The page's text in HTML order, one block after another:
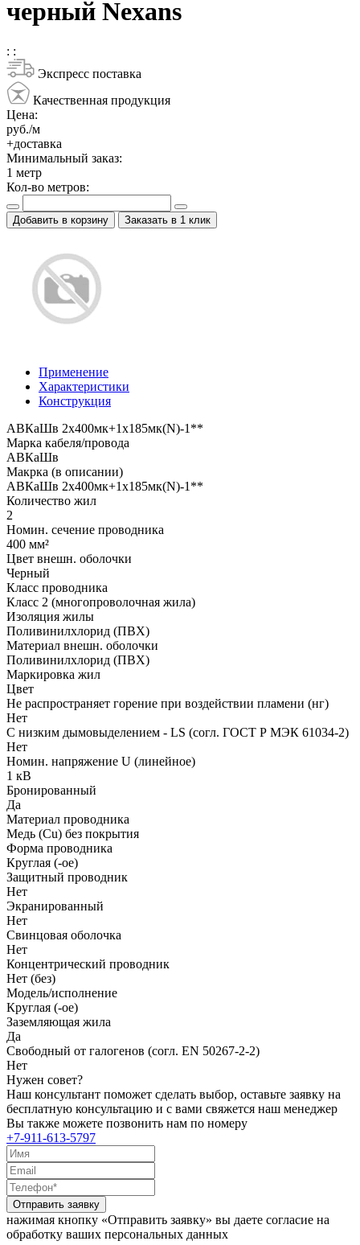
черный Nexans
: :
Экспресс поставка
Качественная продукция
Цена:
руб./м
+доставка
Минимальный заказ:
1 метр
Кол-во метров:
Добавить в корзину Заказать в 1 клик
Применение
Характеристики
Конструкция
АВКаШв 2x400мк+1x185мк(N)-1**
Марка кабеля/провода
АВКаШв
Макрка (в описании)
АВКаШв 2x400мк+1x185мк(N)-1**
Количество жил
2
Номин. сечение проводника
400 мм²
Цвет внешн. оболочки
Черный
Класс проводника
Класс 2 (многопроволочная жила)
Изоляция жилы
Поливинилхлорид (ПВХ)
Материал внешн. оболочки
Поливинилхлорид (ПВХ)
Маркировка жил
Цвет
Не распространяет горение при воздействии пламени (нг)
Нет
С низким дымовыделением - LS (согл. ГОСТ Р МЭК 61034-2)
Нет
Номин. напряжение U (линейное)
1 кВ
Бронированный
Да
Материал проводника
Медь (Cu) без покрытия
Форма проводника
Круглая (-ое)
Защитный проводник
Нет
Экранированный
Нет
Свинцовая оболочка
Нет
Концентрический проводник
Нет (без)
Модель/исполнение
Круглая (-ое)
Заземляющая жила
Да
Свободный от галогенов (согл. EN 50267-2-2)
Нет
Нужен совет?
Наш консультант поможет сделать выбор, оставьте заявку на
бесплатную консультацию и с вами свяжется наш менеджер
Вы также можете позвонить нам по номеру
+7-911-613-5797
Отправить заявку
нажимая кнопку «Отправить заявку» вы даете согласие на
обработку ваших персональных данных